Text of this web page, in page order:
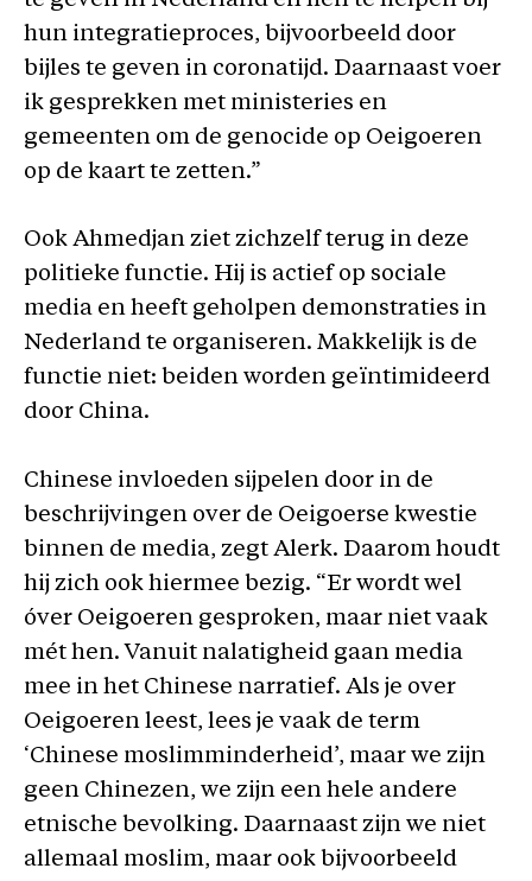
hun integratieproces, bijvoorbeeld door
bijles te geven in coronatijd. Daarnaast voer
ik gesprekken met ministeries en
gemeenten om de genocide op Oeigoeren
op de kaart te zetten.”
Ook Ahmedjan ziet zichzelf terug in deze
politieke functie. Hij is actief op sociale
media en heeft geholpen demonstraties in
Nederland te organiseren. Makkelijk is de
functie niet: beiden worden geïntimideerd
door China.
Chinese invloeden sijpelen door in de
beschrijvingen over de Oeigoerse kwestie
binnen de media, zegt Alerk. Daarom houdt
hij zich ook hiermee bezig. “Er wordt wel
óver Oeigoeren gesproken, maar niet vaak
mét hen. Vanuit nalatigheid gaan media
mee in het Chinese narratief. Als je over
Oeigoeren leest, lees je vaak de term
‘Chinese moslimminderheid’, maar we zijn
geen Chinezen, we zijn een hele andere
etnische bevolking. Daarnaast zijn we niet
allemaal moslim, maar ook bijvoorbeeld